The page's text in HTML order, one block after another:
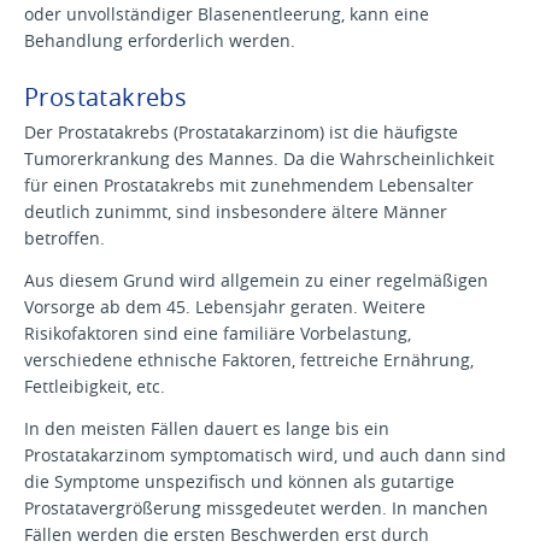
oder unvollständiger Blasenentleerung, kann eine
Behandlung erforderlich werden.
Prostatakrebs
Der Prostatakrebs (Prostatakarzinom) ist die häufigste
Tumorerkrankung des Mannes. Da die Wahrscheinlichkeit
für einen Prostatakrebs mit zunehmendem Lebensalter
deutlich zunimmt, sind insbesondere ältere Männer
betroffen.
Aus diesem Grund wird allgemein zu einer regelmäßigen
Vorsorge ab dem 45. Lebensjahr geraten. Weitere
Risikofaktoren sind eine familiäre Vorbelastung,
verschiedene ethnische Faktoren, fettreiche Ernährung,
Fettleibigkeit, etc.
In den meisten Fällen dauert es lange bis ein
Prostatakarzinom symptomatisch wird, und auch dann sind
die Symptome unspezifisch und können als gutartige
Prostatavergrößerung missgedeutet werden. In manchen
Fällen werden die ersten Beschwerden erst durch